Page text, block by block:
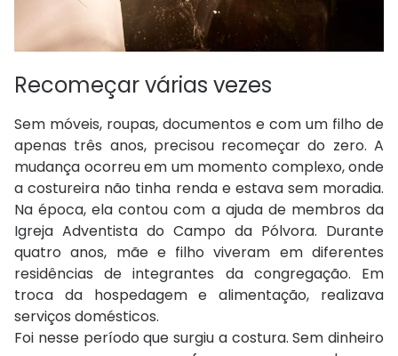
Recomeçar várias vezes
Sem móveis, roupas, documentos e com um filho de
apenas três anos, precisou recomeçar do zero. A
mudança ocorreu em um momento complexo, onde
a costureira não tinha renda e estava sem moradia.
Na época, ela contou com a ajuda de membros da
Igreja Adventista do Campo da Pólvora. Durante
quatro anos, mãe e filho viveram em diferentes
residências de integrantes da congregação. Em
troca da hospedagem e alimentação, realizava
serviços domésticos.
Foi nesse período que surgiu a costura. Sem dinheiro